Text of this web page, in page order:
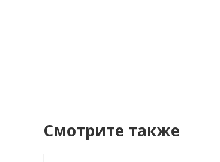
Смотрите также